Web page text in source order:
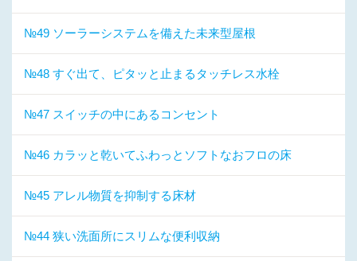
№49 ソーラーシステムを備えた未来型屋根
№48 すぐ出て、ピタッと止まるタッチレス水栓
№47 スイッチの中にあるコンセント
№46 カラッと乾いてふわっとソフトなおフロの床
№45 アレル物質を抑制する床材
№44 狭い洗面所にスリムな便利収納